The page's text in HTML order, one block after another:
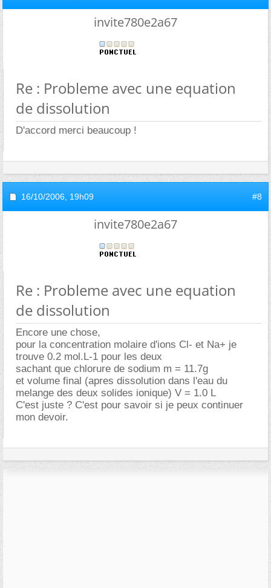
invite780e2a67
Re : Probleme avec une equation
de dissolution
D'accord merci beaucoup !
16/10/2006, 19h09 #8
invite780e2a67
Re : Probleme avec une equation
de dissolution
Encore une chose,
pour la concentration molaire d'ions Cl- et Na+ je
trouve 0.2 mol.L-1 pour les deux
sachant que chlorure de sodium m = 11.7g
et volume final (apres dissolution dans l'eau du
melange des deux solides ionique) V = 1.0 L
C'est juste ? C'est pour savoir si je peux continuer
mon devoir.